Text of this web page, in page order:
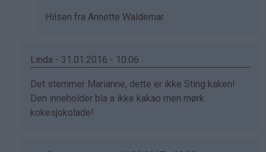
Hilsen fra Annette Waldemar.
Linda - 31.01.2016 - 10:06
Som
svar
på
Det stemmer Marianne, dette er ikke Sting kaken!
Den inneholder bla a ikke kakao men mørk
kokesjokolade!